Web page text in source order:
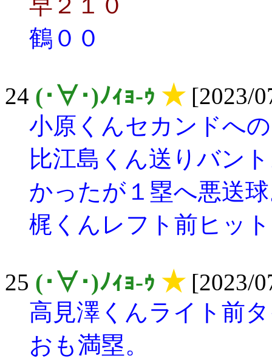
鶴００
24 (･∀･)ﾉｨｮ-ｩ ★[2023/
小原くんセカンドへ
比江島くん送りバン
かったが１塁へ悪送
梶くんレフト前ヒッ
25 (･∀･)ﾉｨｮ-ｩ ★[2023/
高見澤くんライト前
おも満塁。